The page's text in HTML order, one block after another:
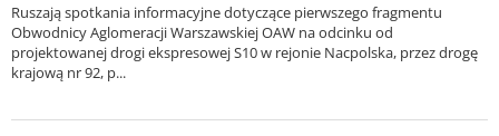
Ruszają spotkania informacyjne dotyczące pierwszego fragmentu
Obwodnicy Aglomeracji Warszawskiej OAW na odcinku od
projektowanej drogi ekspresowej S10 w rejonie Nacpolska, przez drogę
krajową nr 92, p...